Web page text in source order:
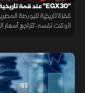
"EGX30" عند قمة تاريخية جديدة.. والنفط يتراجع 2%
قفزة تاريخية للبورصة